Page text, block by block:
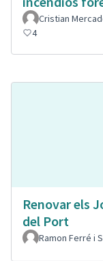
Cristian
4
Renovar els
del Port
Ramon Ferré i